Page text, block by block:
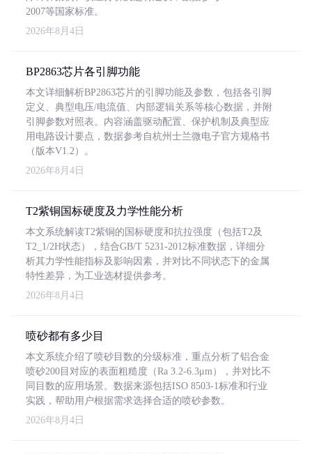
2007等国家标准。
2026年8月4日
BP2863芯片各引脚功能
本文详细解析BP2863芯片的引脚功能及参数，包括各引脚
定义、典型电压/电流值、内部逻辑关系等核心数据，并附
引脚参数对照表。内容涵盖驱动配置、保护机制及典型应
用电路设计要点，数据参考自杭州士兰微电子官方规格书
（版本V1.2）。
2026年8月4日
T2紫铜国标硬度及力学性能分析
本文系统解读T2紫铜的国标硬度和抗拉强度（包括T2及
T2_1/2H状态），结合GB/T 5231-2012标准数据，详细分
析其力学性能指标及影响因素，并对比不同状态下的金属
特性差异，为工业选材提供参考。
2026年8月4日
喷砂都有多少目
本文系统介绍了喷砂目数的分级标准，重点分析了铝合金
喷砂200目对应的表面粗糙度（Ra 3.2-6.3μm），并对比不
同目数的应用场景。数据来源包括ISO 8503-1标准和行业
实践，帮助用户根据需求选择合适的喷砂参数。
2026年8月4日